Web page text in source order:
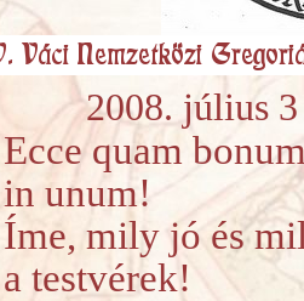
2008. július 3
Ecce quam
in unum!
Íme, mily jó és
a testvérek!